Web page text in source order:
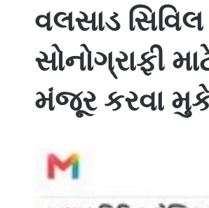
વલસાડ
સોનોગ્રાફી
મંજૂર કરવા